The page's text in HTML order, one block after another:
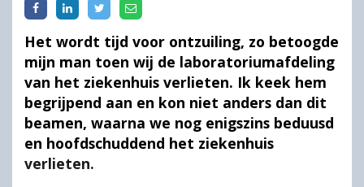
Het wordt tijd voor ontzuiling, zo betoogde
mijn man toen wij de laboratoriumafdeling
van het ziekenhuis verlieten. Ik keek hem
begrijpend aan en kon niet anders dan dit
beamen, waarna we nog enigszins beduusd
en hoofdschuddend het ziekenhuis
verlieten.